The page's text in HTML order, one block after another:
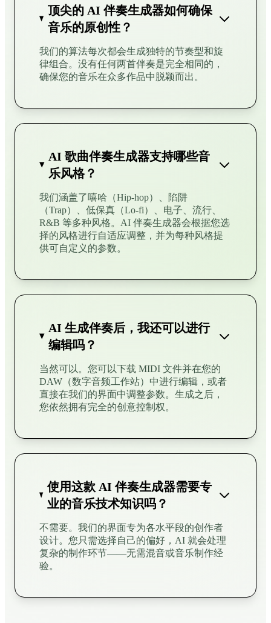
顶尖的 AI 伴奏生成器如何确保
音乐的原创性？
我们的算法每次都会生成独特的节奏型和旋
律组合。没有任何两首伴奏是完全相同的，
确保您的音乐在众多作品中脱颖而出。
AI 歌曲伴奏生成器支持哪些音
乐风格？
我们涵盖了嘻哈（Hip-hop）、陷阱
（Trap）、低保真（Lo-fi）、电子、流行、
R&B 等多种风格。AI 伴奏生成器会根据您选
择的风格进行自适应调整，并为每种风格提
供可自定义的参数。
AI 生成伴奏后，我还可以进行
编辑吗？
当然可以。您可以下载 MIDI 文件并在您的
DAW（数字音频工作站）中进行编辑，或者
直接在我们的界面中调整参数。生成之后，
您依然拥有完全的创意控制权。
使用这款 AI 伴奏生成器需要专
业的音乐技术知识吗？
不需要。我们的界面专为各水平段的创作者
设计。您只需选择自己的偏好，AI 就会处理
复杂的制作环节——无需混音或音乐制作经
验。